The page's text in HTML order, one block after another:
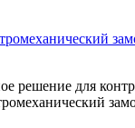
решение для